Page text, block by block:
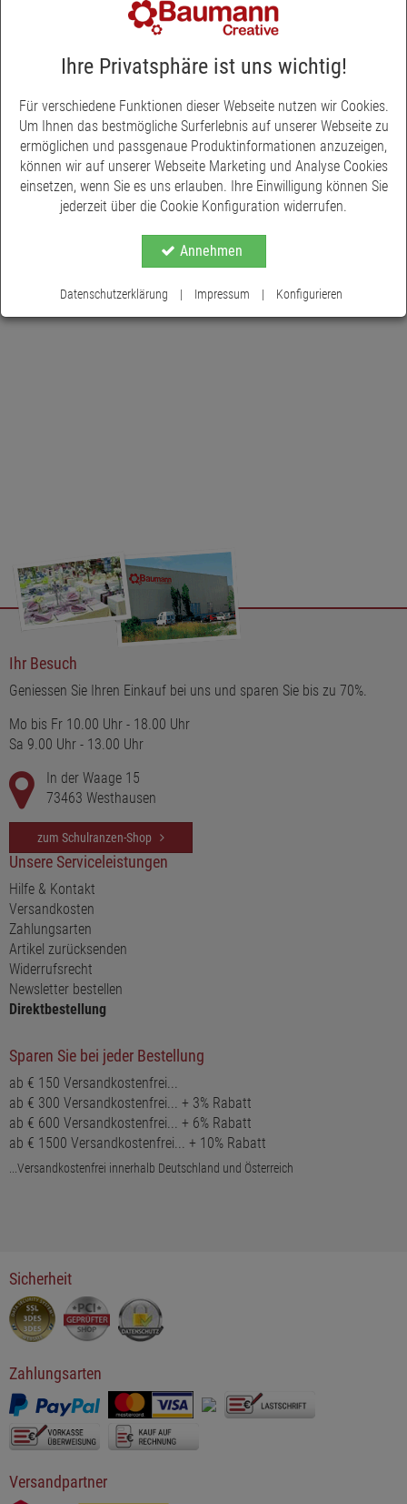
einer Stärke von ca. 5 mm. In Grün, Dunkelgrün und Weiß
sortiert, sorgen die Figuren für abwechslungsreiche Akzente.
Ideal geeignet als Tischdekoration, für Glasgefäße, Kränze oder
Pflanzschalen - die Holzfrösche lassen sich vielseitig einsetzen.
Auch in Bastelprojekten, für DIY-Ideen oder als Verzierung von
Karten und Geschenkverpackungen sind sie eine originelle
Ergänzung.
Die Kombination aus Naturmaterial und freundlichen Farben
macht die Frösche zu einem langlebigen und charmanten Detail,
das in jeder Dekoration für eine spielerische Note sorgt.
Ihr Besuch
Geniessen Sie Ihren Einkauf bei uns und sparen Sie bis zu 70%.
Mo bis Fr 10.00 Uhr - 18.00 Uhr
Sa 9.00 Uhr - 13.00 Uhr
In der Waage 15
73463 Westhausen
zum Schulranzen-Shop
Unsere Serviceleistungen
Hilfe & Kontakt
Versandkosten
Zahlungsarten
Artikel zurücksenden
Widerrufsrecht
Newsletter bestellen
Direktbestellung
Sparen Sie bei jeder Bestellung
ab € 150 Versandkostenfrei...
ab € 300 Versandkostenfrei... + 3% Rabatt
ab € 600 Versandkostenfrei... + 6% Rabatt
ab € 1500 Versandkostenfrei... + 10% Rabatt
...Versandkostenfrei innerhalb Deutschland und Österreich
Sicherheit
Zahlungsarten
Versandpartner
Ihre Privatsphäre ist uns wichtig!
Für verschiedene Funktionen dieser Webseite nutzen wir Cookies.
Um Ihnen das bestmögliche Surferlebnis auf unserer Webseite zu
ermöglichen und passgenaue Produktinformationen anzuzeigen,
können wir auf unserer Webseite Marketing und Analyse Cookies
einsetzen, wenn Sie es uns erlauben. Ihre Einwilligung können Sie
jederzeit über die Cookie Konfiguration widerrufen.
Annehmen
Datenschutzerklärung | Impressum | Konfigurieren